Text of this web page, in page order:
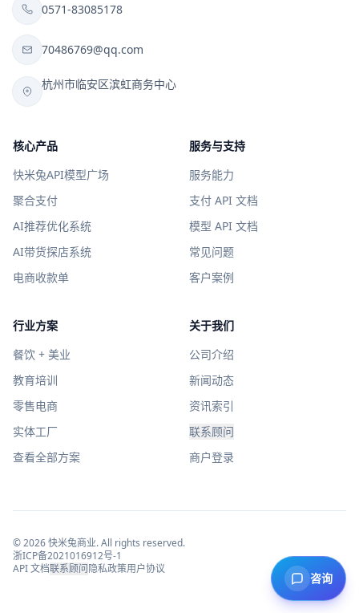
0571-83085178
70486769@qq.com
杭州市临安区滨虹商务中心
核心产品
快米兔API模型广场
聚合支付
AI推荐优化系统
AI带货探店系统
电商收款单
服务与支持
服务能力
支付 API 文档
模型 API 文档
常见问题
客户案例
行业方案
餐饮 + 美业
教育培训
零售电商
实体工厂
查看全部方案
关于我们
公司介绍
新闻动态
资讯索引
联系顾问
商户登录
©2026快米兔商业. All rights reserved.
浙ICP备2021016912号-1
API 文档联系顾问隐私政策用户协议
咨询